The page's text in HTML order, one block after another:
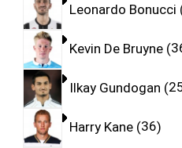
Leonardo Bonucci
Kevin De Bruyne
Ilkay Gundogan
Harry Kane 36